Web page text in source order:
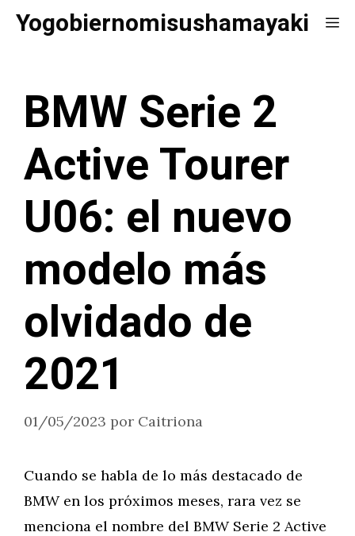
SaltarYogobiernomisushamayaki
BMW Serie 2
Active Tourer
U06: el nuevo
modelo más
olvidado de
2021
01/05/2023 por Caitriona
Cuando se habla de lo más destacado de
BMW en los próximos meses, rara vez se
menciona el nombre del BMW Serie 2 Active